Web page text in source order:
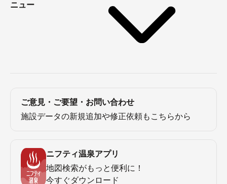
ニュー
ご意見・ご要望・お問い合わせ
施設データの新規追加や修正依頼もこちらから
ニフティ温泉アプリ
地図検索がもっと便利に！
今すぐダウンロード